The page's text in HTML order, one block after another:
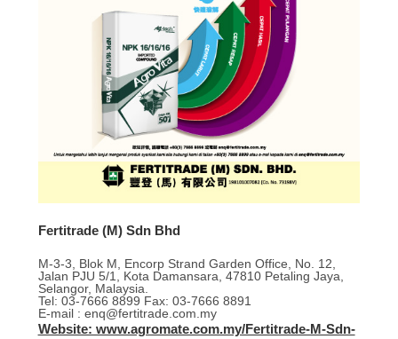
Fertitrade (M) Sdn Bhd
M-3-3, Blok M, Encorp Strand Garden Office, No. 12,
Jalan PJU 5/1, Kota Damansara, 47810 Petaling Jaya,
Selangor, Malaysia.
Tel: 03-7666 8899 Fax: 03-7666 8891
E-mail : enq@fertitrade.com.my
Website: www.agromate.com.my/Fertitrade-M-Sdn-